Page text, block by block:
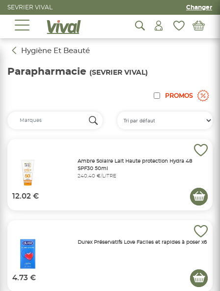
SEVRIER VIVAL Changer
Hygiène Et Beauté
Parapharmacie (SEVRIER VIVAL)
PROMOS
Ambre Solaire Lait Haute protection Hydra 48
SPF30 50ml
240,40 €/LITRE
12.02 €
Durex Préservatifs Love Faciles et rapides à poser x6
4.73 €